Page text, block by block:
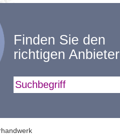
Finden Sie den
richtigen Anbieter